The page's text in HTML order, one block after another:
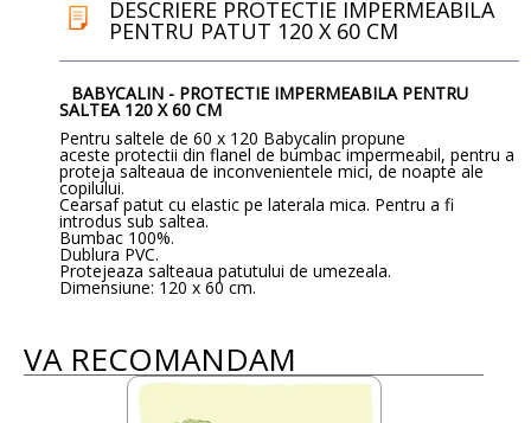
DESCRIERE PROTECTIE IMPERMEABILA
PENTRU PATUT 120 X 60 CM
BABYCALIN - PROTECTIE IMPERMEABILA PENTRU
SALTEA 120 X 60 CM
Pentru saltele de 60 x 120 Babycalin propune
aceste protectii din flanel de bumbac impermeabil, pentru a
proteja salteaua de inconvenientele mici, de noapte ale
copilului.
Cearsaf patut cu elastic pe laterala mica. Pentru a fi
introdus sub saltea.
Bumbac 100%.
Dublura PVC.
Protejeaza salteaua patutului de umezeala.
Dimensiune: 120 x 60 cm.
VA RECOMANDAM